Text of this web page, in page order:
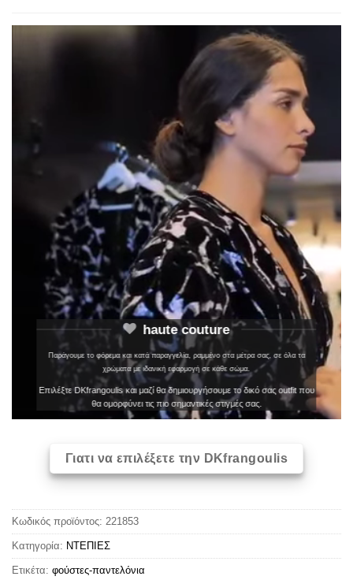
haute couture
Παράγουμε το φόρεμα και κατά παραγγελία, ραμμένο στα μέτρα σας, σε όλα τα
χρώματα με ιδανική εφαρμογή σε κάθε σώμα.
Επιλέξτε DKfrangoulis και μαζί θα δημιουργήσουμε το δικό σας outfit που
θα ομορφύνει τις πιο σημαντικές στιγμές σας.
Γιατι να επιλέξετε την DKfrangoulis
Κωδικός προϊόντος: 221853
Κατηγορία: ΝΤΕΠΙΕΣ
Ετικέτα: φούστες-παντελόνια